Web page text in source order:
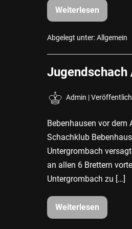
Weiterlesen
Schach-
Oberliga
Bebenhausen
starker
Abgelegt unter:Allgemein
Jugendschach
Admin |
Bebenhausen vor dem
Schachklub
Untergrombach
an allen 6 Brettern
Untergrombach zu […]
WeiterlesenJugendschach
//